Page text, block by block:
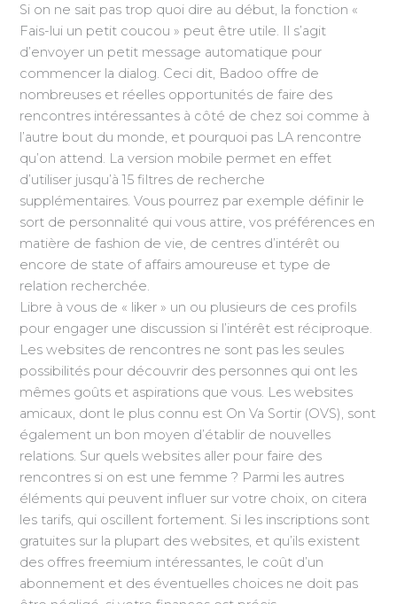
Si on ne sait pas trop quoi dire au début, la fonction «
Fais-lui un petit coucou » peut être utile. Il s’agit
d’envoyer un petit message automatique pour
commencer la dialog. Ceci dit, Badoo offre de
nombreuses et réelles opportunités de faire des
rencontres intéressantes à côté de chez soi comme à
l’autre bout du monde, et pourquoi pas LA rencontre
qu’on attend. La version mobile permet en effet
d’utiliser jusqu’à 15 filtres de recherche
supplémentaires. Vous pourrez par exemple définir le
sort de personnalité qui vous attire, vos préférences en
matière de fashion de vie, de centres d’intérêt ou
encore de state of affairs amoureuse et type de
relation recherchée.
Libre à vous de « liker » un ou plusieurs de ces profils
pour engager une discussion si l’intérêt est réciproque.
Les websites de rencontres ne sont pas les seules
possibilités pour découvrir des personnes qui ont les
mêmes goûts et aspirations que vous. Les websites
amicaux, dont le plus connu est On Va Sortir (OVS), sont
également un bon moyen d’établir de nouvelles
relations. Sur quels websites aller pour faire des
rencontres si on est une femme ? Parmi les autres
éléments qui peuvent influer sur votre choix, on citera
les tarifs, qui oscillent fortement. Si les inscriptions sont
gratuites sur la plupart des websites, et qu’ils existent
des offres freemium intéressantes, le coût d’un
abonnement et des éventuelles choices ne doit pas